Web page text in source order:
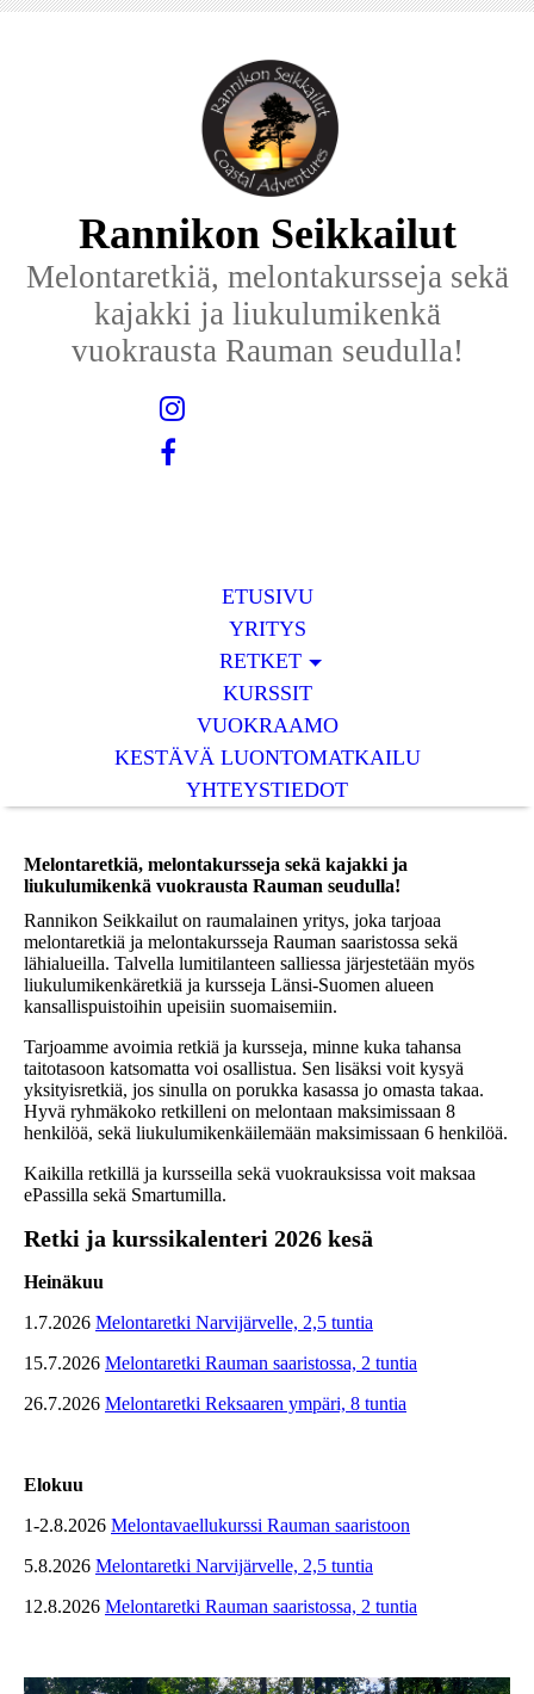
Rannikon Seikkailut
Melontaretkiä, melontakursseja sekä
kajakki ja liukulumikenkä
vuokrausta Rauman seudulla!
ETUSIVU
YRITYS
RETKET
KURSSIT
VUOKRAAMO
KESTÄVÄ LUONTOMATKAILU
YHTEYSTIEDOT
Melontaretkiä, melontakursseja sekä kajakki ja
liukulumikenkä vuokrausta Rauman seudulla!
Rannikon Seikkailut on raumalainen yritys, joka tarjoaa
melontaretkiä ja melontakursseja Rauman saaristossa sekä
lähialueilla. Talvella lumitilanteen salliessa järjestetään myös
liukulumikenkäretkiä ja kursseja Länsi-Suomen alueen
kansallispuistoihin upeisiin suomaisemiin.
Tarjoamme avoimia retkiä ja kursseja, minne kuka tahansa
taitotasoon katsomatta voi osallistua. Sen lisäksi voit kysyä
yksityisretkiä, jos sinulla on porukka kasassa jo omasta takaa.
Hyvä ryhmäkoko retkilleni on melontaan maksimissaan 8
henkilöä, sekä liukulumikenkäilemään maksimissaan 6 henkilöä.
Kaikilla retkillä ja kursseilla sekä vuokrauksissa voit maksaa
ePassilla sekä Smartumilla.
Retki ja kurssikalenteri 2026 kesä
Heinäkuu
1.7.2026 Melontaretki Narvijärvelle, 2,5 tuntia
15.7.2026 Melontaretki Rauman saaristossa, 2 tuntia
26.7.2026 Melontaretki Reksaaren ympäri, 8 tuntia
Elokuu
1-2.8.2026 Melontavaellukurssi Rauman saaristoon
5.8.2026 Melontaretki Narvijärvelle, 2,5 tuntia
12.8.2026 Melontaretki Rauman saaristossa, 2 tuntia